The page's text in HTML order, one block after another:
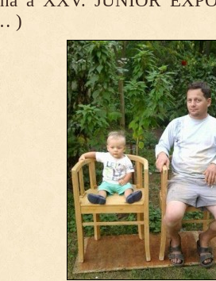
)